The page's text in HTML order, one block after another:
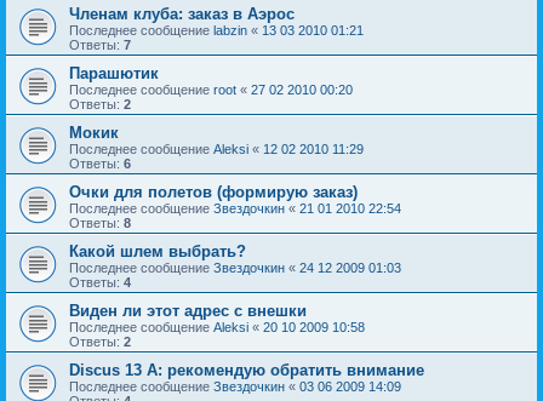
Членам клуба: заказ в Аэрос
Последнее сообщение labzin « 13 03 2010 01:21
Ответы: 7
Парашютик
Последнее сообщение root « 27 02 2010 00:20
Ответы: 2
Мокик
Последнее сообщение Aleksi « 12 02 2010 11:29
Ответы: 6
Очки для полетов (формирую заказ)
Последнее сообщение Звездочкин « 21 01 2010 22:54
Ответы: 8
Какой шлем выбрать?
Последнее сообщение Звездочкин « 24 12 2009 01:03
Ответы: 4
Виден ли этот адрес с внешки
Последнее сообщение Aleksi « 20 10 2009 10:58
Ответы: 2
Discus 13 А: рекомендую обратить внимание
Последнее сообщение Звездочкин « 03 06 2009 14:09